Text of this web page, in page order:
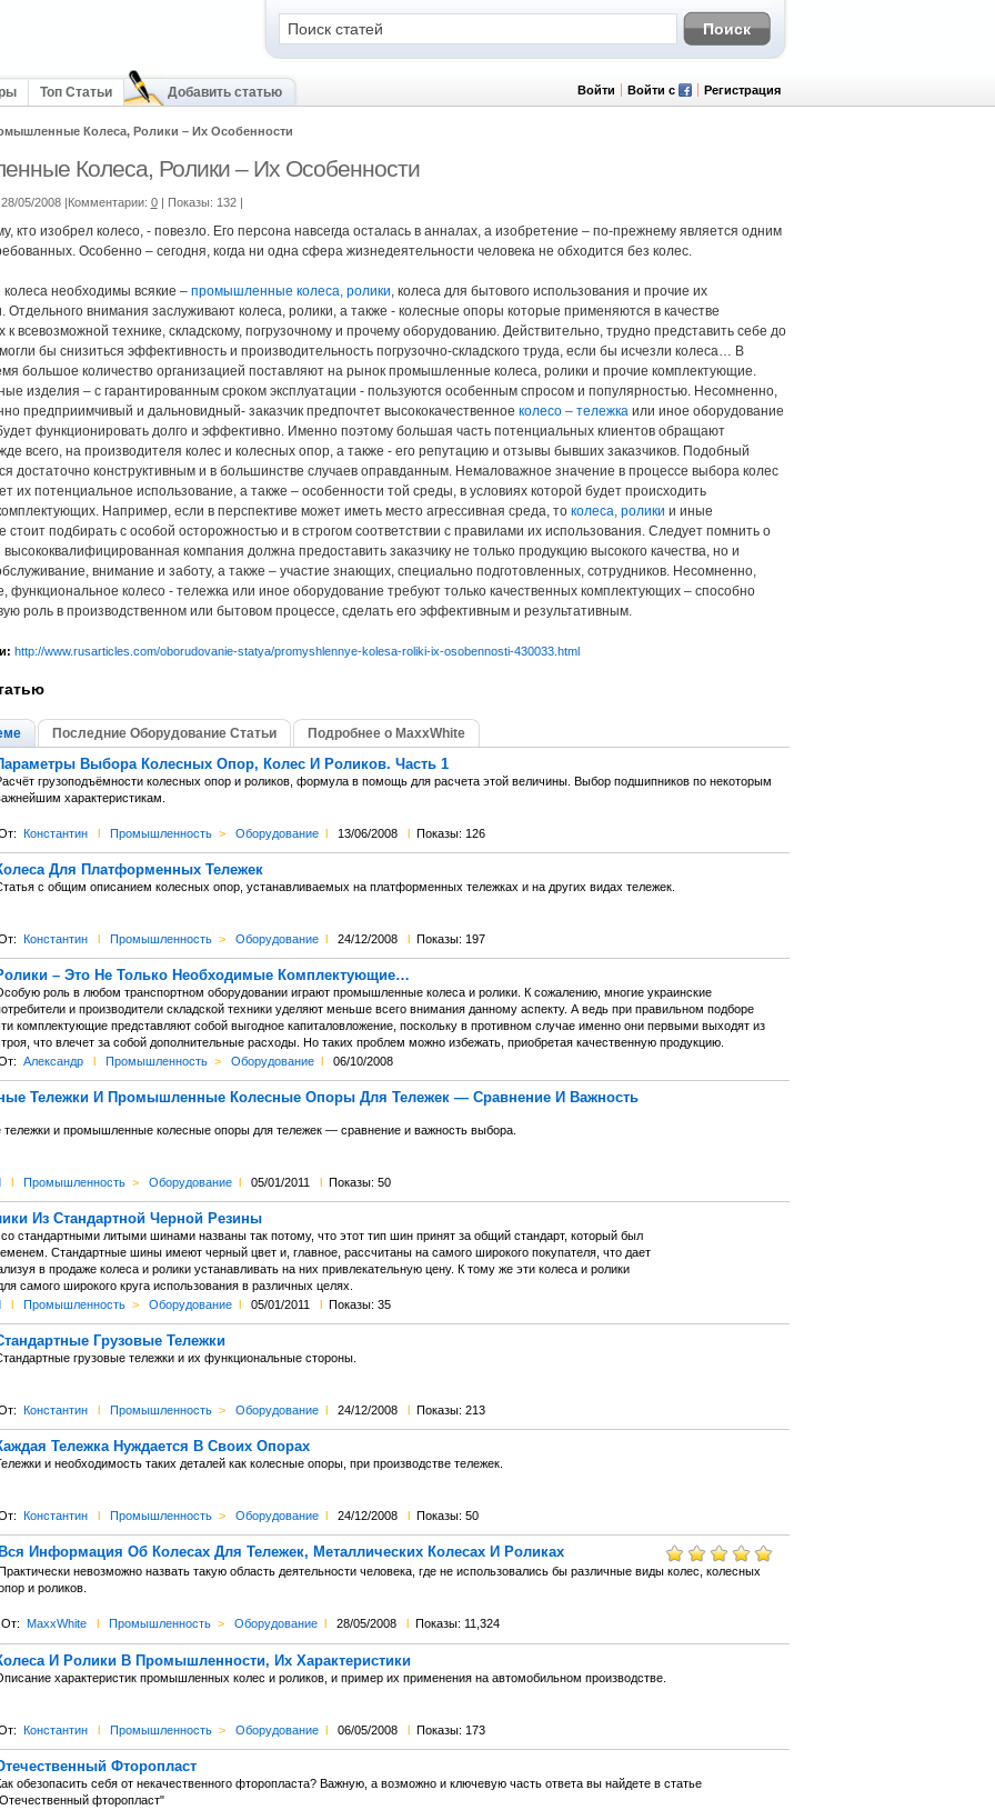
Топ Статьи Добавить статью Войти Войти с Регистрация
Колеса, Ролики – Их Особенности
Колеса, Ролики – Их Особенности
05/2008 |Комментарии: 0 | Показы: 132 |
кто изобрел колесо, - повезло. Его персона навсегда осталась в анналах, а изобретение – по-прежнему является одним
Особенно – сегодня, когда ни одна сфера жизнедеятельности человека не обходится без колес.
необходимы всякие – промышленные колеса, ролики, колеса для бытового использования и прочие их
Отдельного внимания заслуживают колеса, ролики, а также - колесные опоры которые применяются в качестве
к всевозможной технике, складскому, погрузочному и прочему оборудованию. Действительно, трудно представить себе до
бы снизиться эффективность и производительность погрузочно-складского труда, если бы исчезли колеса… В
большое количество организацией поставляют на рынок промышленные колеса, ролики и прочие комплектующие.
изделия – с гарантированным сроком эксплуатации - пользуются особенным спросом и популярностью. Несомненно,
предприимчивый и дальновидный- заказчик предпочтет высококачественное колесо – тележкаили иное оборудование
функционировать долго и эффективно. Именно поэтому большая часть потенциальных клиентов обращают
всего, на производителя колес и колесных опор, а также - его репутацию и отзывы бывших заказчиков. Подобный
достаточно конструктивным и в большинстве случаев оправданным. Немаловажное значение в процессе выбора колес
их потенциальное использование, а также – особенности той среды, в условиях которой будет происходить
Например, если в перспективе может иметь место агрессивная среда, то колеса, ролики и иные
стоит подбирать с особой осторожностью и в строгом соответствии с правилами их использования. Следует помнить о
компания должна предоставить заказчику не только продукцию высокого качества, но и
внимание и заботу, а также – участие знающих, специально подготовленных, сотрудников. Несомненно,
функциональное колесо - тележка или иное оборудование требуют только качественных комплектующих – способно
роль в производственном или бытовом процессе, сделать его эффективным и результативным.
http://www.rusarticles.com/oborudovanie-statya/promyshlennye-kolesa-roliki-ix-osobennosti-430033.html
Последние Оборудование Статьи Подробнее о MaxxWhite
Выбора Колесных Опор, Колес И Роликов. Часть 1
грузоподъёмности колесных опор и роликов, формула в помощь для расчета этой величины. Выбор подшипников по некоторым
характеристикам.
Константин l Промышленность > Оборудование l 13/06/2008 l Показы: 126
Для Платформенных Тележек
с общим описанием колесных опор, устанавливаемых на платформенных тележках и на других видах тележек.
Константин l Промышленность > Оборудование l 24/12/2008 l Показы: 197
– Это Не Только Необходимые Комплектующие…
роль в любом транспортном оборудовании играют промышленные колеса и ролики. К сожалению, многие украинские
и производители складской техники уделяют меньше всего внимания данному аспекту. А ведь при правильном подборе
комплектующие представляют собой выгодное капиталовложение, поскольку в противном случае именно они первыми выходят из
что влечет за собой дополнительные расходы. Но таких проблем можно избежать, приобретая качественную продукцию.
Александр l Промышленность > Оборудование l 06/10/2008
Тележки И Промышленные Колесные Опоры Для Тележек — Сравнение И Важность
и промышленные колесные опоры для тележек — сравнение и важность выбора.
l Промышленность > Оборудование l 05/01/2011 l Показы: 50
Из Стандартной Черной Резины
стандартными литыми шинами названы так потому, что этот тип шин принят за общий стандарт, который был
Стандартные шины имеют черный цвет и, главное, рассчитаны на самого широкого покупателя, что дает
в продаже колеса и ролики устанавливать на них привлекательную цену. К тому же эти колеса и ролики
самого широкого круга использования в различных целях.
l Промышленность > Оборудование l 05/01/2011 l Показы: 35
Грузовые Тележки
грузовые тележки и их функциональные стороны.
Константин l Промышленность > Оборудование l 24/12/2008 l Показы: 213
Тележка Нуждается В Своих Опорах
и необходимость таких деталей как колесные опоры, при производстве тележек.
Константин l Промышленность > Оборудование l 24/12/2008 l Показы: 50
Информация Об Колесах Для Тележек, Металлических Колесах И Роликах
невозможно назвать такую область деятельности человека, где не использовались бы различные виды колес, колесных
и роликов.
От: MaxxWhite l Промышленность > Оборудование l 28/05/2008 l Показы: 11,324
И Ролики В Промышленности, Их Характеристики
характеристик промышленных колес и роликов, и пример их применения на автомобильном производстве.
Константин l Промышленность > Оборудование l 06/05/2008 l Показы: 173
Фторопласт
обезопасить себя от некачественного фторопласта? Важную, а возможно и ключевую часть ответа вы найдете в статье
фторопласт"